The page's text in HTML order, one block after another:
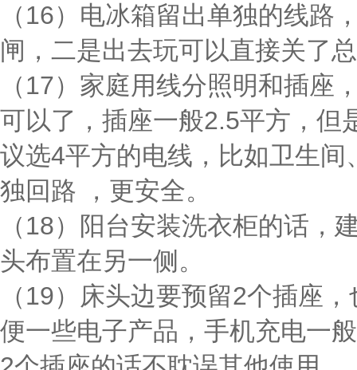
（16）电冰箱留出单独的线路
闸，二是出去玩可以直接关了
（17）家庭用线分照明和插座
可以了，插座一般2.5平方，但
议选4平方的电线，比如卫生间
独回路 ，更安全。
（18）阳台安装洗衣柜的话，
头布置在另一侧。
（19）床头边要预留2个插座
便一些电子产品，手机充电一